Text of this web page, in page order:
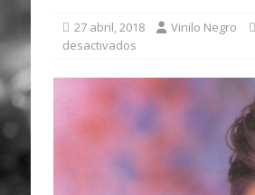
27 abril, 2018 Vinilo Negro
desactivados